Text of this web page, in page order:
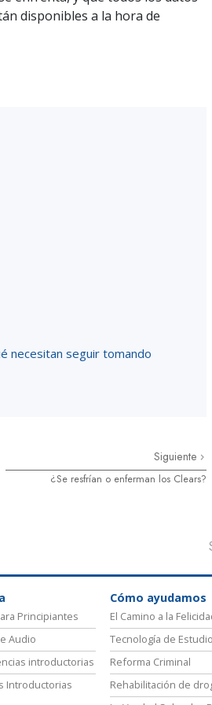
Ministros Voluntarios
disponibles a la hora de
necesitan seguir tomando
Siguiente
¿Se resfrían o enferman los Clears?
Principiantes
Audio
introductorias
Introductorias
Cómo ayudamos
El Camino a la
Tecnología de Estudio
Reforma Criminal
Rehabilitación de